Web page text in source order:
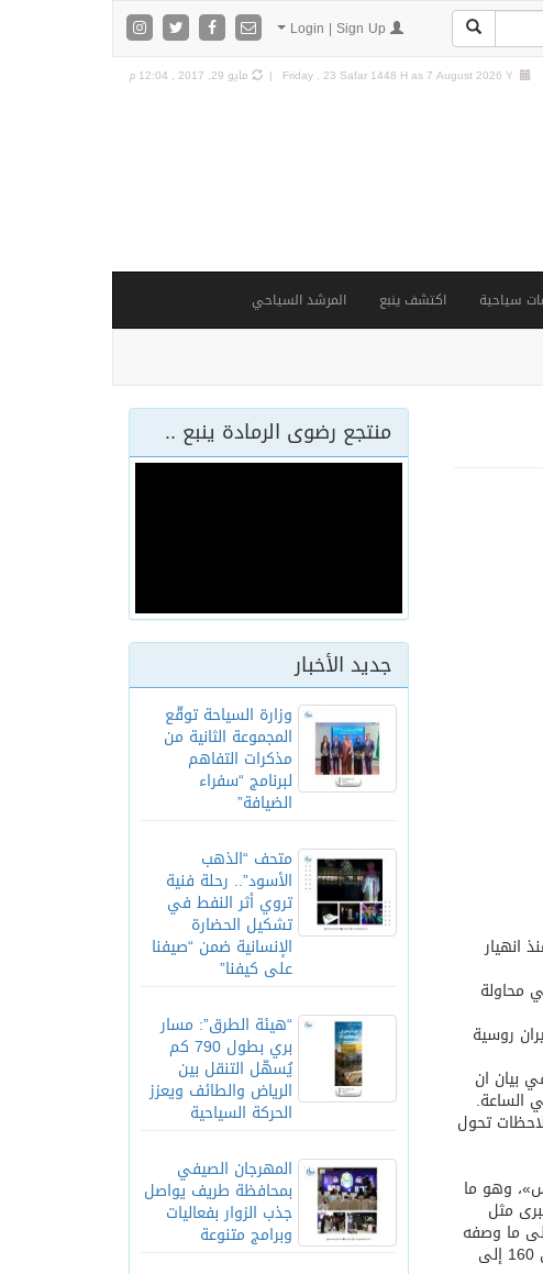
Friday , 23 Safar 1448 H as7 August 2026 Y | مايو 29, 2017 , 12:04 م
سياحية اكتشف ينبع المرشد السياحي
منتجع رضوى الرمادة ينبع ..
جديد الأخبار
وزارة السياحة توقّع
المجموعة الثانية من
مذكرات التفاهم
لبرنامج “سفراء
الضيافة”
متحف “الذهب
الأسود”.. رحلة فنية
تروي أثر النفط في
تشكيل الحضارة
الإنسانية ضمن “صيفنا
على كيفنا”
“هيئة الطرق”: مسار
بري بطول 790 كم
يُسهّل التنقل بين
الرياض والطائف ويعزز
الحركة السياحية
المهرجان الصيفي
بمحافظة طريف يواصل
جذب الزوار بفعاليات
وبرامج متنوعة
منذ انهيار
محاولة
روسية
بيان ان
تحول
وهو ما
مثل
ما وصفه
الكرملين بـ»االحدث الهام». وستصنع الطائرة ذات المحركين بطرازين هما: «إم.إس-21-300» التي سيتراوح عدد مقاعدها من 160 إلى